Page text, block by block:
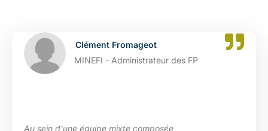
Clément Fromageot
MINEFI - Administrateur des FP
Au sein d'une équipe mixte composée